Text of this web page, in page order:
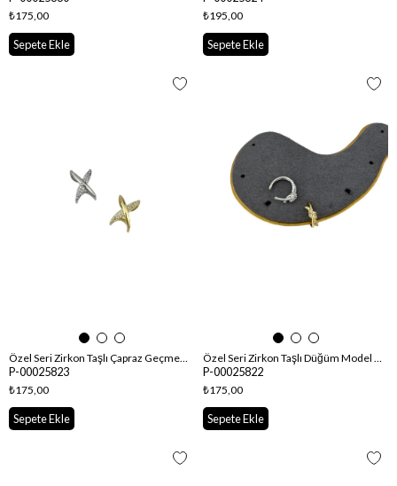
₺175,00
Sepete Ekle
₺195,00
Sepete Ekle
Özel Seri Zirkon Taşlı Çapraz Geçmeli Kıkırdak Küpe
P-00025823
₺175,00
Sepete Ekle
Özel Seri Zirkon Taşlı Düğüm Model Kıkırdak Küpe
P-00025822
₺175,00
Sepete Ekle